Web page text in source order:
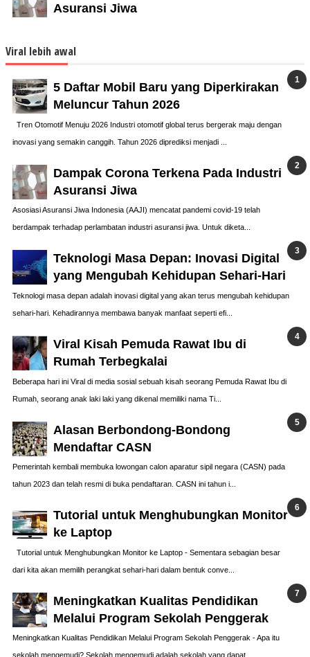
Asuransi Jiwa
Viral lebih awal
5 Daftar Mobil Baru yang Diperkirakan
Meluncur Tahun 2026
Tren Otomotif Menuju 2026 Industri otomotif global terus bergerak maju dengan
inovasi yang semakin canggih. Tahun 2026 diprediksi menjadi ...
Dampak Corona Terkena Pada Industri
Asuransi Jiwa
Asosiasi Asuransi Jiwa Indonesia (AAJI) mencatat pandemi covid-19 telah
berdampak terhadap perlambatan industri asuransi jiwa. Untuk diketa...
Teknologi Masa Depan: Inovasi Digital
yang Mengubah Kehidupan Sehari-Hari
Teknologi masa depan adalah inovasi digital yang akan terus mengubah kehidupan
sehari-hari. Kehadirannya membawa banyak manfaat seperti efi...
Viral Kisah Pemuda Rawat Ibu di
Rumah Terbegkalai
Beberapa hari ini Viral di media sosial sebuah kisah seorang Pemuda Rawat Ibu di
Rumah, seorang anak laki laki yang dikenal memiliki nama Ti...
Alasan Berbondong-Bondong
Mendaftar CASN
Pemerintah kembali membuka lowongan calon aparatur sipil negara (CASN) pada
tahun 2023 dan telah resmi di buka pendaftaran. CASN ini tahun i...
Tutorial untuk Menghubungkan Monitor
ke Laptop
Tutorial untuk Menghubungkan Monitor ke Laptop - Sementara sebagian besar
dari kita akan memilih perangkat sehari-hari dalam bentuk conve...
Meningkatkan Kualitas Pendidikan
Melalui Program Sekolah Penggerak
Meningkatkan Kualitas Pendidikan Melalui Program Sekolah Penggerak - Apa itu
sekolah mengemudi? Sekolah mengemudi adalah sekolah yang dapat...